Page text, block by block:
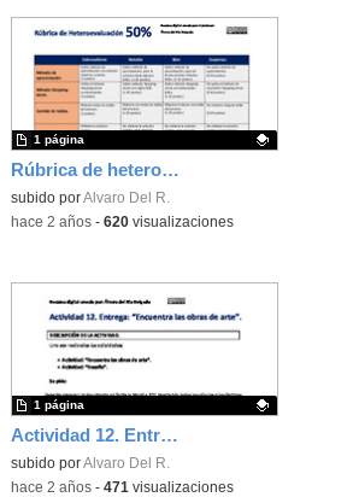
Rúbrica de heteroevaluación
Contenido educativo.
subido porAlvaro Del R.
1 página
-hace 2 años- 620visualizaciones
Actividad 12. Entrega encuentra las obras de arte.
Contenido educativo.
subido porAlvaro Del R.
1 página
-hace 2 años- 471 visualizaciones